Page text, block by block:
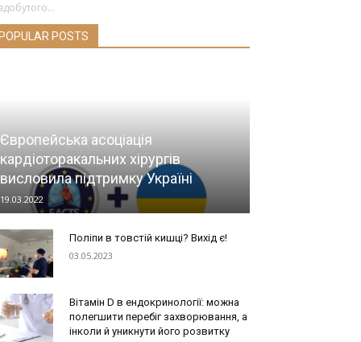
POPULAR POSTS
Європейська асоціація
кардіоторакальних хірургів
висловила підтримку Україні
19.03.2022
Поліпи в товстій кишці? Вихід є!
03.05.2023
Вітамін D в ендокринології: можна
полегшити перебіг захворювання, а
інколи й уникнути його розвитку